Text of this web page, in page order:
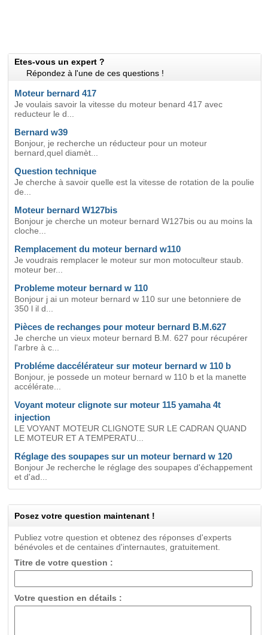
Etes-vous un expert ?
Répondez à l'une de ces questions !
Moteur bernard 417
Je voulais savoir la vitesse du moteur benard 417 avec
reducteur le d...
Bernard w39
Bonjour, je recherche un réducteur pour un moteur
bernard,quel diamèt...
Question technique
Je cherche à savoir quelle est la vitesse de rotation de la poulie
de...
Moteur bernard W127bis
Bonjour je cherche un moteur bernard W127bis ou au moins la
cloche...
Remplacement du moteur bernard w110
Je voudrais remplacer le moteur sur mon motoculteur staub.
moteur ber...
Probleme moteur bernard w 110
Bonjour j ai un moteur bernard w 110 sur une betonniere de
350 l il d...
Pièces de rechanges pour moteur bernard B.M.627
Je cherche un vieux moteur bernard B.M. 627 pour récupérer
l'arbre à c...
Probléme daccélérateur sur moteur bernard w 110 b
Bonjour, je possede un moteur bernard w 110 b et la manette
accélérate...
Voyant moteur clignote sur moteur 115 yamaha 4t
injection
LE VOYANT MOTEUR CLIGNOTE SUR LE CADRAN QUAND
LE MOTEUR ET A TEMPERATU...
Réglage des soupapes sur un moteur bernard w 120
Bonjour Je recherche le réglage des soupapes d'échappement
et d'ad...
Posez votre question maintenant !
Publiez votre question et obtenez des réponses d'experts
bénévoles et de centaines d'internautes, gratuitement.
Titre de votre question :
Votre question en détails :